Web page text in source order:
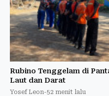
Rubino Tenggelam di
Laut dan Darat
Yosef Leon-52 menit lalu